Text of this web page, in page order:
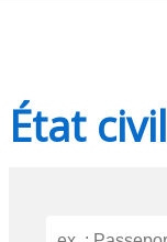
État civil